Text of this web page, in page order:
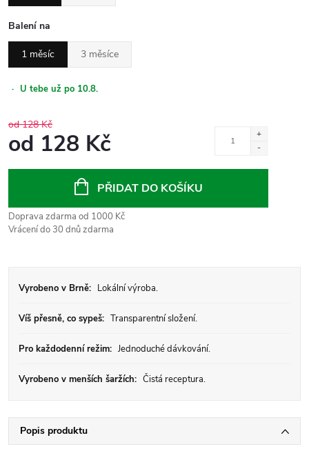
Balení na
1 měsíc 3 měsíce
· U tebe už po 10.8.
od 128 Kč
od 128 Kč
PŘIDAT DO KOŠÍKU
Doprava zdarma od 1000 Kč
Vrácení do 30 dnů zdarma
Vyrobeno v Brně: Lokální výroba.
Víš přesně, co sypeš: Transparentní složení.
Pro každodenní režim: Jednoduché dávkování.
Vyrobeno v menších šaržích: Čistá receptura.
Popis produktu